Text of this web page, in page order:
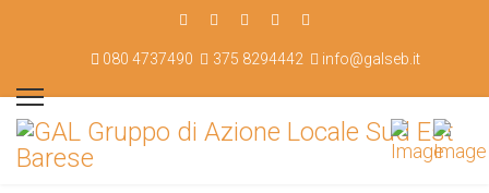
080 4737490 375 8294442 info@galseb.it